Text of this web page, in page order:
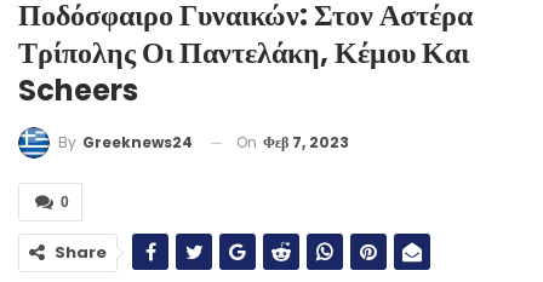
Ποδόσφαιρο Γυναικών: Στον Αστέρα
Τρίπολης Οι Παντελάκη, Κέμου Και
Scheers
By Greeknews24 On Φεβ 7, 2023
0
Share